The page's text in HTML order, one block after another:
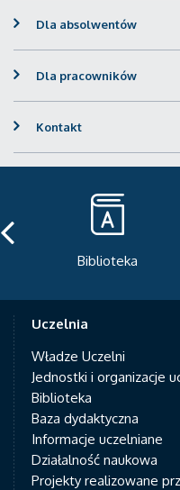
Dla absolwentów
Dla pracowników
Kontakt
Biblioteka
Uczelnia
Władze Uczelni
Jednostki i organizacje
Biblioteka
Baza dydaktyczna
Informacje uczelniane
Działalność naukowa
Projekty realizowane